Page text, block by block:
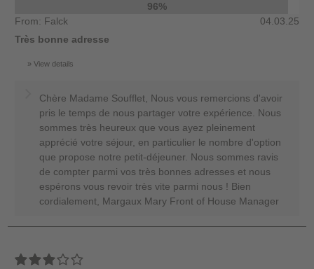
96%
From: Falck
04.03.25
Très bonne adresse
View details
Chère Madame Soufflet, Nous vous remercions d'avoir
pris le temps de nous partager votre expérience. Nous
sommes très heureux que vous ayez pleinement
apprécié votre séjour, en particulier le nombre d'option
que propose notre petit-déjeuner. Nous sommes ravis
de compter parmi vos très bonnes adresses et nous
espérons vous revoir très vite parmi nous ! Bien
cordialement, Margaux Mary Front of House Manager